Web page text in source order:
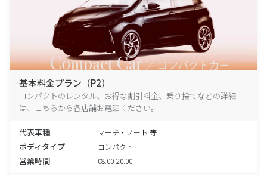
基本料金プラン（P2）
コンパクトのレンタル、お得な割引料金、乗り捨てなどの詳細
は、こちらから各店舗お電話ください。
代表車種 マーチ・ノート 等
ボディタイプ コンパクト
営業時間 08:00-20:00